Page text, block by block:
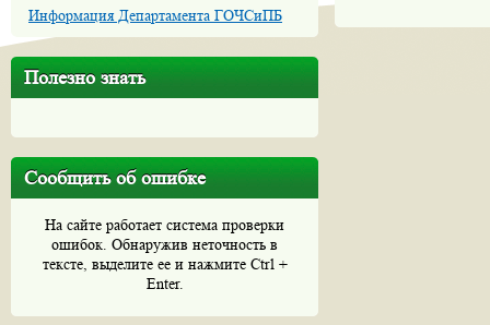
Информация Департамента ГОЧСиПБ
Полезно знать
Сообщить об ошибке
На сайте работает система проверки
ошибок. Обнаружив неточность в
тексте, выделите ее и нажмите Ctrl +
Enter.